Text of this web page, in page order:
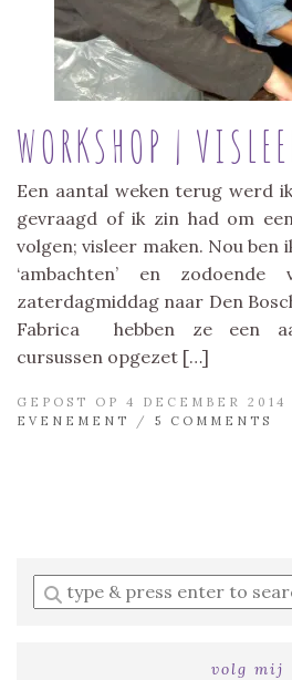
WORKSHOP |
Een aantal weken terug werd
gevraagd of ik zin had om
volgen; visleer maken. Nou ben
‘ambachten’ en
zaterdagmiddag naar Den
Fabrica hebben ze een
cursussen opgezet […]
GEPOST OP 4 DECEMBER 2014
EVENEMENT
/ 5 COMMENTS
Enter
a
volg mij